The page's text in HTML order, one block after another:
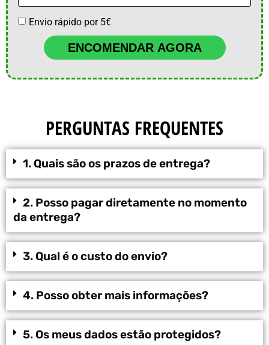
Envio rápido por 5€
ENCOMENDAR AGORA
PERGUNTAS FREQUENTES
1. Quais são os prazos de entrega?
2. Posso pagar diretamente no momento
da entrega?
3. Qual é o custo do envio?
4. Posso obter mais informações?
5. Os meus dados estão protegidos?